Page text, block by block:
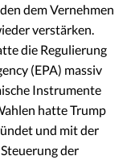
dem Vernehmen
verstärken.
die Regulierung
(EPA) massiv
Instrumente
hatte Trump
und mit der
der